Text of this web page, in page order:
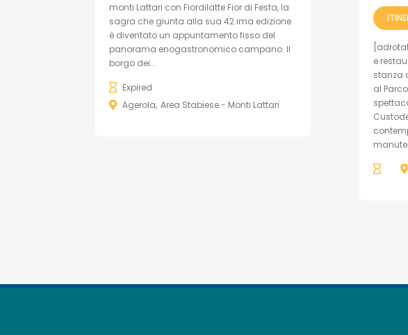
monti Lattari con Fiordilatte Fior di Festa, la
sagra che giunta alla sua 42.ima edizione
è diventato un appuntamento fisso del
panorama enogastronomico campano. Il
borgo dei...
Expired
Agerola Area Stabiese - Monti Lattari
e
stanza
al